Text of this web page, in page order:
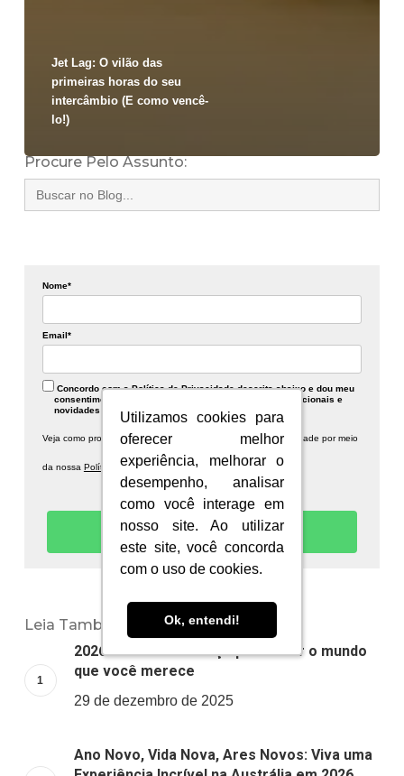
Utilizamos cookies para
oferecer melhor
experiência, melhorar o
desempenho, analisar
como você interage em
nosso site. Ao utilizar
este site, você concorda
com o uso de cookies.
Ok, entendi!
Utilizamos cookies para
oferecer melhor
experiência, melhorar o
desempenho, analisar
como você interage em
nosso site. Ao utilizar
este site, você concorda
com o uso de cookies.
Ok, entendi!
Jet Lag: O vilão das
primeiras horas do seu
intercâmbio (E como vencê-
lo!)
Procure Pelo Assunto:
Search
for:
Nome*
Email*
Concordo com a Política de Privacidade descrita abaixo e dou meu
consentimento para recebimento de publicidades institucionais e
novidades sobre a Information Planet.
Veja como protegemos seus dados e respeitamos sua privacidade por meio
da nossa Política de Privacidade.
Quero receber novidades!
Leia Também:
2026: um novo começo para viver o mundo
que você merece
29 de dezembro de 2025
Ano Novo, Vida Nova, Ares Novos: Viva uma